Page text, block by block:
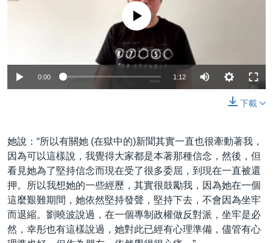
No media source currently available
0:00 1:12
下載
她說：“所以有關她 (在獄中的)新聞其實一直也很牽動著我，
因為可以這樣說，我覺得大家都是本著那種信念，然後，但
看見她為了堅持信念而現在受了很多委屈，到現在一直被還
押。所以我想她的一些經歷，其實很鼓勵我，因為她在一個
這麼艱難期間，她依然堅持發聲，堅持下去，不會因為坐牢
而退縮。劉曉波說過，在一個專制政權做反對派，坐牢是必
然，幸彤也有這樣說過，她對此已經有心理準備，儘管有心